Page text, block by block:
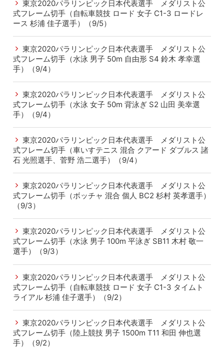
東京2020パラリンピック日本代表選手 メダリスト公
式フレーム切手（自転車競技 ロード 女子 C1-3 ロードレ
ース 杉浦 佳子選手）（9/5）
東京2020パラリンピック日本代表選手 メダリスト公
式フレーム切手（水泳 男子 50m 自由形 S4 鈴木 孝幸選
手）（9/4）
東京2020パラリンピック日本代表選手 メダリスト公
式フレーム切手（水泳 女子 50m 背泳ぎ S2 山田 美幸選
手）（9/4）
東京2020パラリンピック日本代表選手 メダリスト公
式フレーム切手（車いすテニス 混合 クアード ダブルス 諸
石 光照選手、菅野 浩二選手）（9/4）
東京2020パラリンピック日本代表選手 メダリスト公
式フレーム切手（ボッチャ 混合 個人 BC2 杉村 英孝選手）
（9/3）
東京2020パラリンピック日本代表選手 メダリスト公
式フレーム切手（水泳 男子 100m 平泳ぎ SB11 木村 敬一
選手）（9/3）
東京2020パラリンピック日本代表選手 メダリスト公
式フレーム切手（自転車競技 ロード 女子 C1-3 タイムト
ライアル 杉浦 佳子選手）（9/2）
東京2020パラリンピック日本代表選手 メダリスト公
式フレーム切手（陸上競技 男子 1500m T11 和田 伸也選
手）（9/2）